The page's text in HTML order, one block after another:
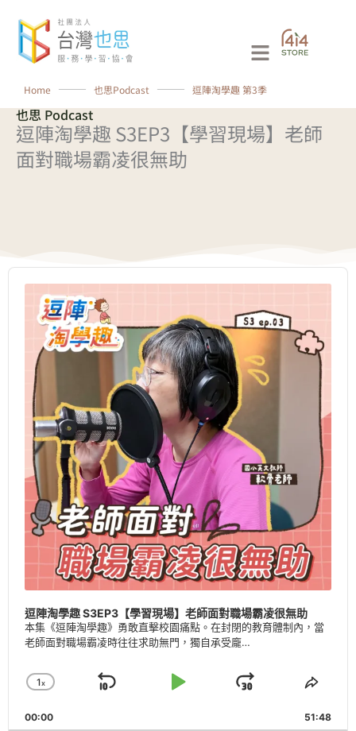
Main
Menu
Home ⸻ 也思Podcast ⸻ 逗陣淘學趣 第3季
也思 Podcast
逗陣淘學趣 S3EP3【學習現場】老師
面對職場霸凌很無助
Audio
Player
逗陣淘學趣 S3EP3【學習現場】老師面對職場霸凌很無助
本集《逗陣淘學趣》勇敢直擊校園痛點。在封閉的教育體制內，當
老師面對職場霸凌時往往求助無門，獨自承受龐…
Change
Rate
1X
Skip
Play
Jump
Forward
Share
00:00 51:48